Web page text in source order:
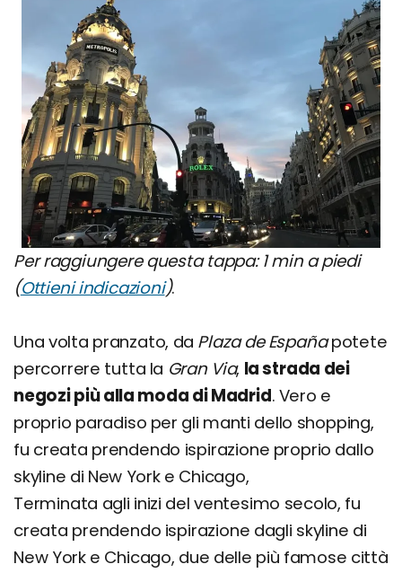
Per raggiungere questa tappa: 1 min a piedi
(Ottieni indicazioni).
Una volta pranzato, da Plaza de Españapotete
percorrere tutta la Gran Via, la strada dei
negozi più alla moda di Madrid. Vero e
proprio paradiso per gli manti dello shopping,
fu creata prendendo ispirazione proprio dallo
skyline di New York e Chicago,
Terminata agli inizi del ventesimo secolo, fu
creata prendendo ispirazione dagli skyline di
New York e Chicago, due delle più famose città